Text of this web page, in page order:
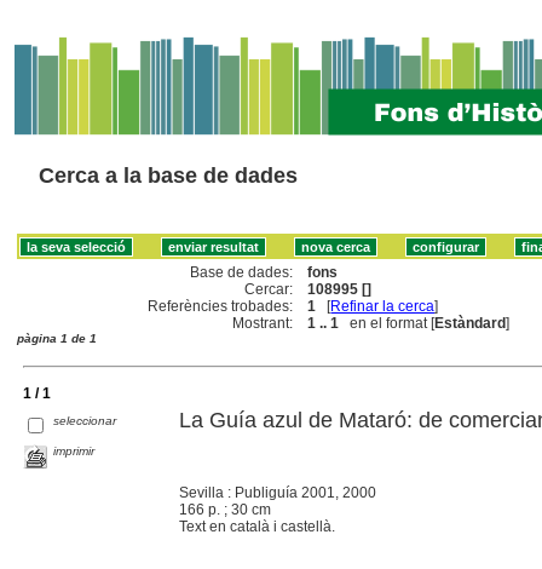
Cerca a la base de dades
Base de dades:
fons
Cercar:
108995 []
Referències trobades:
1 [Refinar la cerca]
Mostrant:
1 .. 1 en el format [Estàndard]
pàgina 1 de 1
1 / 1
seleccionar
imprimir
La Guía azul de Mataró: de
Sevilla : Publiguía 2001, 2000
166 p. ; 30 cm
Text en català i castellà.